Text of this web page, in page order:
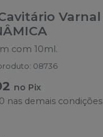
Varnal
com 10ml.
: 08736
no Pix
nas demais condições